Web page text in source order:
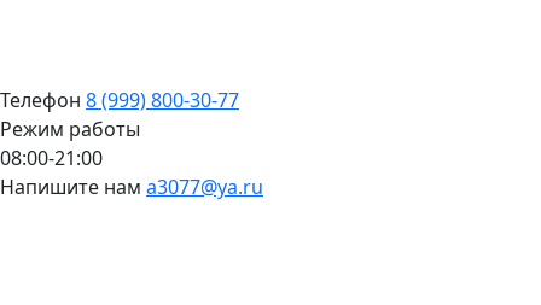
Телефон 8 (999) 800-30-77
Режим работы
08:00-21:00
Напишите нам a3077@ya.ru